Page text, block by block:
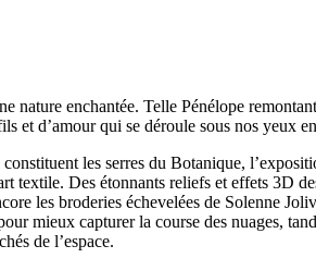
enchantée. Telle Pénélope
d’amour qui se déroule sous nos yeux
les serres du Botanique,
textile. Des étonnants reliefs et effets
les broderies échevelées de Solenne
mieux capturer la course des nuages,
de l’espace.